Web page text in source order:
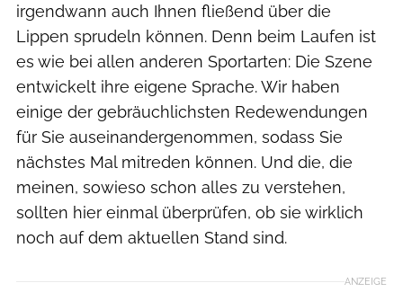
irgendwann auch Ihnen fließend über die
Lippen sprudeln können. Denn beim Laufen ist
es wie bei allen anderen Sportarten: Die Szene
entwickelt ihre eigene Sprache. Wir haben
einige der gebräuchlichsten Redewendungen
für Sie auseinandergenommen, sodass Sie
nächstes Mal mitreden können. Und die, die
meinen, sowieso schon alles zu verstehen,
sollten hier einmal überprüfen, ob sie wirklich
noch auf dem aktuellen Stand sind.
ANZEIGE